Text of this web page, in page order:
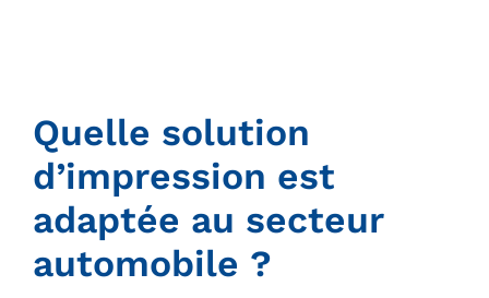
Quelle solution
d’impression est
adaptée au secteur
automobile ?